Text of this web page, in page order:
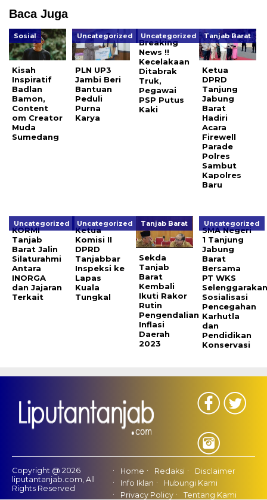
Baca Juga
Sosial
Kisah
Inspiratif
Badlan
Bamon,
Content
om Creator
Muda
Sumedang
Uncategorized
PLN UP3
Jambi Beri
Bantuan
Peduli
Purna
Karya
Uncategorized
Breaking
News !!
Kecelakaan
Ditabrak
Truk,
Pegawai
PSP Putus
Kaki
Tanjab Barat
Ketua
DPRD
Tanjung
Jabung
Barat
Hadiri
Acara
Firewell
Parade
Polres
Sambut
Kapolres
Baru
Uncategorized
KORMI
Tanjab
Barat Jalin
Silaturahmi
Antara
INORGA
dan Jajaran
Terkait
Uncategorized
Ketua
Komisi II
DPRD
Tanjabbar
Inspeksi ke
Lapas
Kuala
Tungkal
Tanjab Barat
Sekda
Tanjab
Barat
Kembali
Ikuti Rakor
Rutin
Pengendalian
Inflasi
Daerah
2023
Uncategorized
SMA Negeri
1 Tanjung
Jabung
Barat
Bersama
PT WKS
Sosialisasi
Pencegahan
Karhutla
dan
Pendidikan
Konservasi
Copyright @ 2026
liputantanjab.com, All
Rights Reserved
Home Redaksi
Disclaimer
Info Iklan
Hubungi Kami
Privacy Policy
Tentang Kami